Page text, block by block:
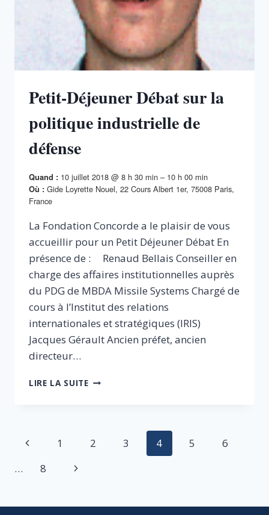
Petit-Déjeuner Débat sur la
politique industrielle de
défense
Quand : 10 juillet 2018 @ 8 h 30 min – 10 h 00 min
Où : Gide Loyrette Nouel, 22 Cours Albert 1er, 75008 Paris,
France
La Fondation Concorde a le plaisir de vous
accueillir pour un Petit Déjeuner Débat En
présence de : Renaud Bellais Conseiller en
charge des affaires institutionnelles auprès
du PDG de MBDA Missile Systems Chargé de
cours à l’Institut des relations
internationales et stratégiques (IRIS)
Jacques Gérault Ancien préfet, ancien
directeur…
LIRE LA SUITEPETIT-
POLITIQUE
INDUSTRIELLE
Navigation
de
Page
précédente
1 2 3 4 5
6
…
8
Page